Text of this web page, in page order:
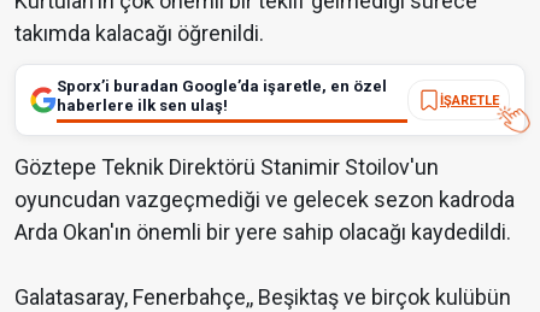
takımda kalacağı öğrenildi.
Sporx’i buradan Google’da işaretle, en özel
haberlere ilk sen ulaş!
İŞARETLE
Göztepe Teknik Direktörü Stanimir Stoilov'un
oyuncudan vazgeçmediği ve gelecek sezon kadroda
Arda Okan'ın önemli bir yere sahip olacağı kaydedildi.
Galatasaray, Fenerbahçe,, Beşiktaş ve birçok kulübün